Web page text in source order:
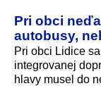
Pri obci
autobusy,
Pri obci Lidice
integrovanej
hlavy musel do